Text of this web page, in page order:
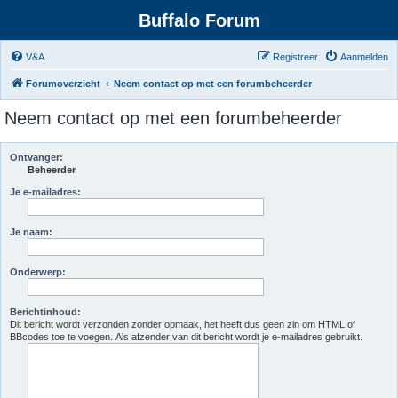
Buffalo Forum
V&A Aanmelden
Registreer
Forumoverzicht Neem contact op met een forumbeheerder
Neem contact op met een forumbeheerder
Ontvanger:
Beheerder
Je e-mailadres:
Je naam:
Onderwerp:
Berichtinhoud:
Dit bericht wordt verzonden zonder opmaak, het heeft dus geen zin om HTML of
BBcodes toe te voegen. Als afzender van dit bericht wordt je e-mailadres gebruikt.